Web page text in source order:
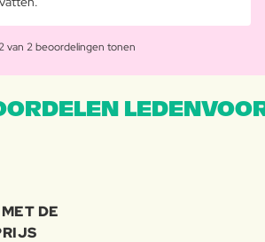
2 van 2 beoordelingen tonen
DE